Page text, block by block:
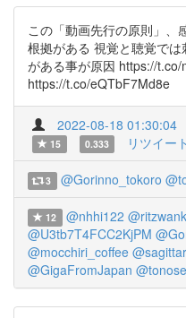
この「動画先行の原則」、
根拠がある 視覚と聴覚で
がある事が原因 https://
https://t.co/eQTbF7Md8e
2022-08-18 01:30:04
15
0.333 リツイー
3 @Gorinno_tokoro
12 @nhhi122
@U3tb7T4FCC2KjPM
@mocchiri_coffee
@GigaFromJapan